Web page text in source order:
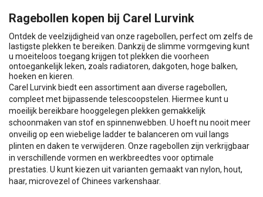
Ragebollen kopen bij Carel Lurvink
Ontdek de veelzijdigheid van onze ragebollen, perfect om zelfs de
lastigste plekken te bereiken. Dankzij de slimme vormgeving kunt
u moeiteloos toegang krijgen tot plekken die voorheen
ontoegankelijk leken, zoals radiatoren, dakgoten, hoge balken,
hoeken en kieren.
Carel Lurvink biedt een assortiment aan diverse ragebollen,
compleet met bijpassende telescoopstelen. Hiermee kunt u
moeilijk bereikbare hooggelegen plekken gemakkelijk
schoonmaken van stof en spinnenwebben. U hoeft nu nooit meer
onveilig op een wiebelige ladder te balanceren om vuil langs
plinten en daken te verwijderen. Onze ragebollen zijn verkrijgbaar
in verschillende vormen en werkbreedtes voor optimale
prestaties. U kunt kiezen uit varianten gemaakt van nylon, hout,
haar, microvezel of Chinees varkenshaar.